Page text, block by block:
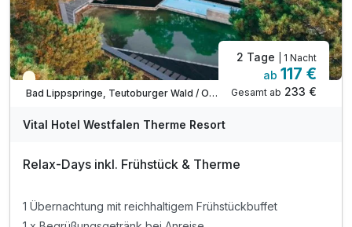
Teilweise ausgelastet
Bad Lippspringe, Teutoburger Wald / Ostwestfalen
2 Tage | 1 Nacht
ab 117 €
Gesamt ab 233 €
Vital Hotel Westfalen Therme Resort
Relax-Days inkl. Frühstück & Therme
1 Übernachtung mit reichhaltigem Frühstückbuffet